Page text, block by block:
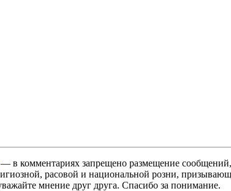
— в комментариях запрещено размещение
расовой и национальной розни,
мнение друг друга. Спасибо за понимание.